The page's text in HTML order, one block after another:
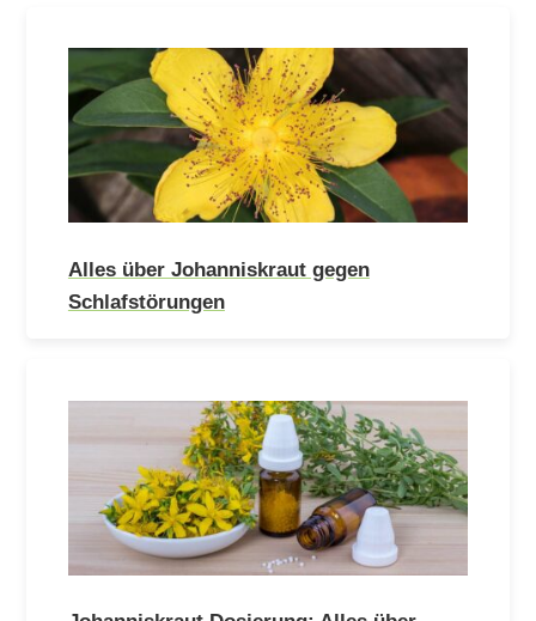
Alles über Johanniskraut gegen
Schlafstörungen